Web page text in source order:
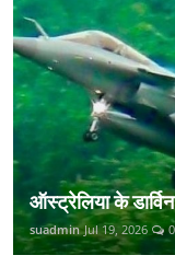
ऑस्ट्रेलिया के
suadmin Jul 19, 2026 0